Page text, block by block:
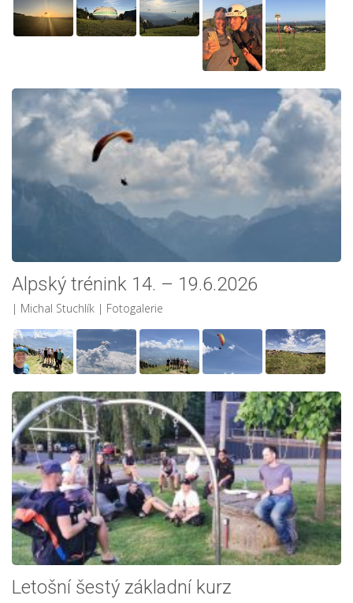
Alpský trénink 14. – 19.6.2026
| Michal Stuchlík | Fotogalerie
Letošní šestý základní kurz